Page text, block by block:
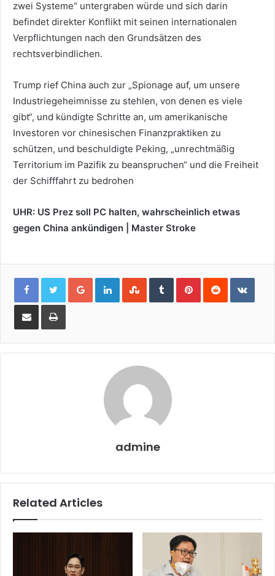
zwei Systeme“ untergraben würde und sich darin
befindet direkter Konflikt mit seinen internationalen
Verpflichtungen nach den Grundsätzen des
rechtsverbindlichen.
Trump rief China auch zur „Spionage auf, um unsere
Industriegeheimnisse zu stehlen, von denen es viele
gibt“, und kündigte Schritte an, um amerikanische
Investoren vor chinesischen Finanzpraktiken zu
schützen, und beschuldigte Peking, „unrechtmäßig
Territorium im Pazifik zu beanspruchen“ und die Freiheit
der Schifffahrt zu bedrohen
UHR: US Prez soll PC halten, wahrscheinlich etwas
gegen China ankündigen | Master Stroke
Google+LinkedInStumbleUpon
TumblrPinterestReddit
Share
Email
Print
admine
Related Articles